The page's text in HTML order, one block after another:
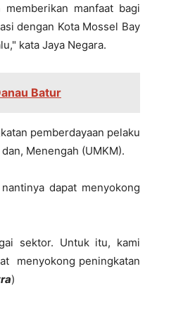
manfaat bagi
dengan Kota Mossel Bay
kata Jaya Negara.
Batur
pemberdayaan pelaku
Menengah (UMKM).
dapat menyokong
sektor. Untuk itu, kami
menyokong peningkatan
)